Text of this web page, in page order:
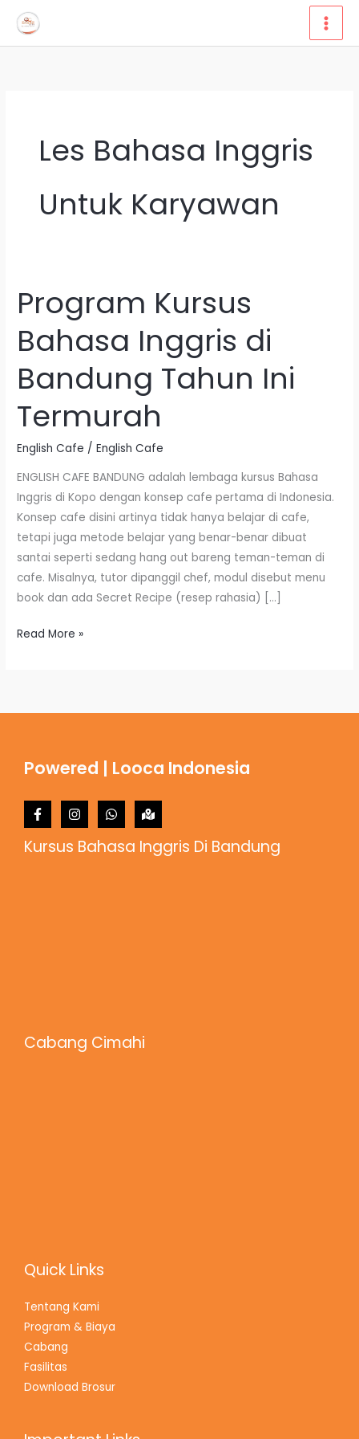
Lewati
konten
Les Bahasa Inggris
Untuk Karyawan
Program Kursus
Bahasa Inggris di
Bandung Tahun Ini
Termurah
English Cafe /English Cafe
ENGLISH CAFE BANDUNG adalah lembaga kursus Bahasa
Inggris di Kopo dengan konsep cafe pertama di Indonesia.
Konsep cafe disini artinya tidak hanya belajar di cafe,
tetapi juga metode belajar yang benar-benar dibuat
santai seperti sedang hang out bareng teman-teman di
cafe. Misalnya, tutor dipanggil chef, modul disebut menu
book dan ada Secret Recipe (resep rahasia) […]
Program
Kursus
Bahasa
Inggris
di
Bandung
Tahun
Termurah
Read More »
Powered | Looca Indonesia
Kursus Bahasa Inggris Di Bandung
Cabang Cimahi
Quick Links
Tentang Kami
Program & Biaya
Cabang
Fasilitas
Download Brosur